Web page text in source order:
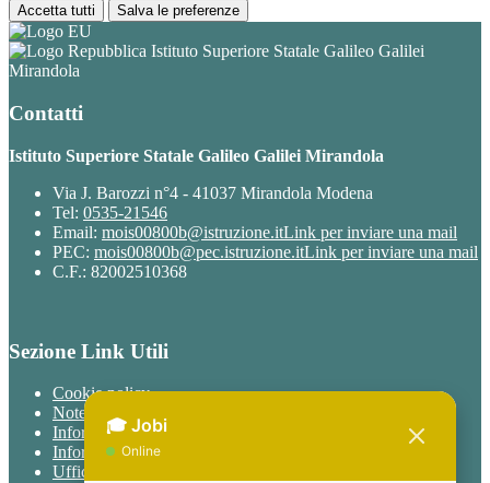
Accetta tutti Salva le preferenze
Istituto Superiore Statale Galileo Galilei
Mirandola
Contatti
Istituto Superiore Statale Galileo Galilei Mirandola
Via J. Barozzi n°4 - 41037 Mirandola Modena
Tel: 0535-21546
Email: mois00800b@istruzione.itLink per inviare una mail
PEC: mois00800b@pec.istruzione.itLink per inviare una mail
C.F.: 82002510368
Sezione Link Utili
Cookie policy
Note legali
Informativa Privacy
Informativa Privacy chatbot Jobi
Ufficio Relazioni con il Pubblico